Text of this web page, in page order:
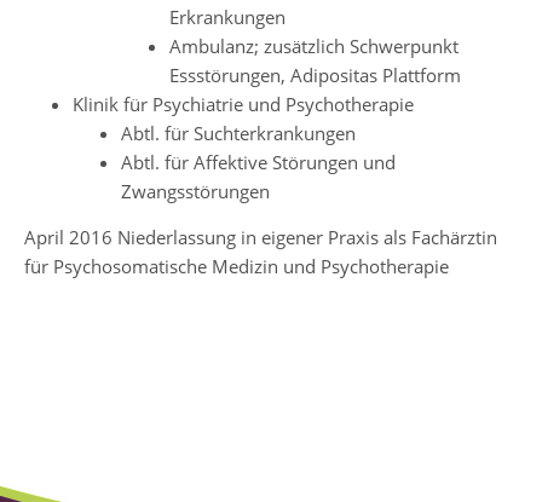
Erkrankungen
Ambulanz; zusätzlich Schwerpunkt
Essstörungen, Adipositas Plattform
Klinik für Psychiatrie und Psychotherapie
Abtl. für Suchterkrankungen
Abtl. für Affektive Störungen und
Zwangsstörungen
April 2016 Niederlassung in eigener Praxis als Fachärztin
für Psychosomatische Medizin und Psychotherapie